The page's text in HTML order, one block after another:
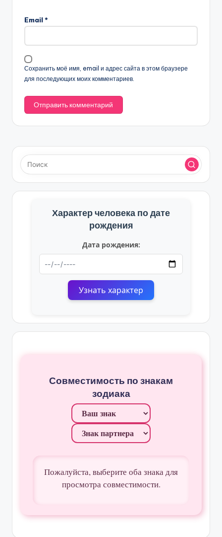
Email *
Сохранить моё имя, email и адрес сайта в этом браузере
для последующих моих комментариев.
Характер человека по дате
рождения
Дата рождения:
Узнать характер
Совместимость по знакам
зодиака
Пожалуйста, выберите оба знака для
просмотра совместимости.